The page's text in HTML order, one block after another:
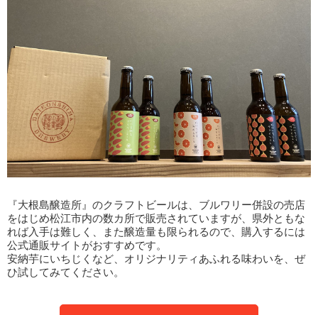
『大根島醸造所』のクラフトビールは、ブルワリー併設の売店
をはじめ松江市内の数カ所で販売されていますが、県外ともな
れば入手は難しく、また醸造量も限られるので、購入するには
公式通販サイトがおすすめです。
安納芋にいちじくなど、オリジナリティあふれる味わいを、ぜ
ひ試してみてください。